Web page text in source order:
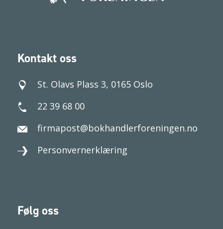
Kontakt oss
St. Olavs Plass 3, 0165 Oslo
22 39 68 00
firmapost@bokhandlerforeningen.no
Personvernerklæring
Følg oss